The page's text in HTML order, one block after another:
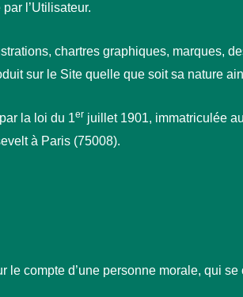
l’Utilisateur.
chartres graphiques, marques,
sur le Site quelle que soit sa nature
la loi du 1er juillet 1901, immatriculée
à Paris (75008).
compte d’une personne morale, qui se